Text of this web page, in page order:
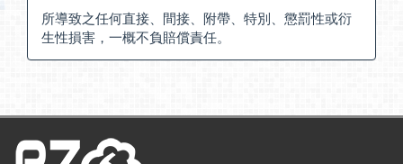
所導致之任何直接、間接、附帶、特別、懲罰性或衍
生性損害，一概不負賠償責任。